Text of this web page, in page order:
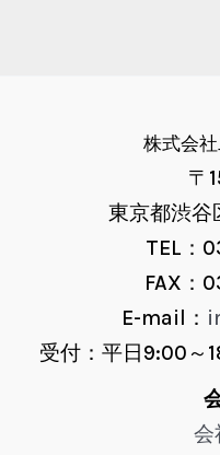
株式会
〒
東京都渋谷
TEL：
FAX：
E-mail：
受付：平日9:00～